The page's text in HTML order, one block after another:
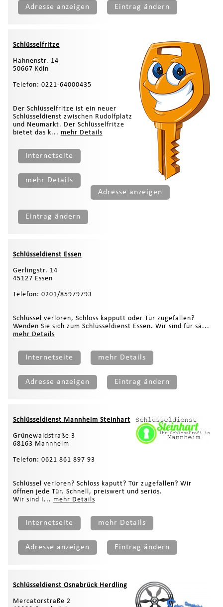
Adresse anzeigen Eintrag ändern
Schlüsselfritze
Hahnenstr. 14
50667 Köln
Telefon: 0221-64000435
Der Schlüsselfritze ist ein neuer
Schlüsseldienst zwischen Rudolfplatz
und Neumarkt. Der Schlüsselfritze
bietet das k... mehr Details
Internetseite
mehr Details
Adresse anzeigen
Eintrag ändern
Schlüsseldienst Essen
Gerlingstr. 14
45127 Essen
Telefon: 0201/85979793
Schlüssel verloren, Schloss kapputt oder Tür zugefallen?
Wenden Sie sich zum Schlüsseldienst Essen. Wir sind für sä...
mehr Details
Internetseite mehr Details
Adresse anzeigen Eintrag ändern
Schlüsseldienst Mannheim Steinhart
Grünewaldstraße 3
68163 Mannheim
Telefon: 0621 861 897 93
Schlüssel verloren? Schloss kaputt? Tür zugefallen? Wir
öffnen jede Tür. Schnell, preiswert und seriös.
Wir sind I... mehr Details
Internetseite mehr Details
Adresse anzeigen Eintrag ändern
Schlüsseldienst Osnabrück Herdling
Mercatorstraße 2